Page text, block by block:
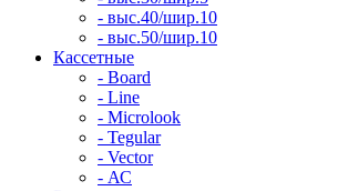
- выс.40/шир.10
- выс.50/шир.10
Кассетные
- Board
- Line
- Microlook
- Tegular
- Vector
- АС